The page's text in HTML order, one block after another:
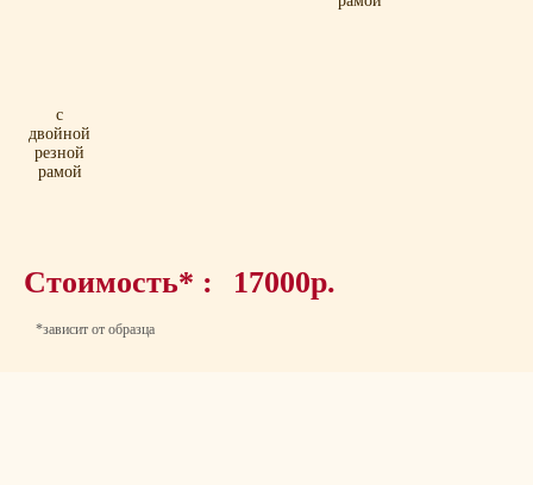
с
двойной
резной
рамой
Стоимость* : 17000р.
*зависит от образца